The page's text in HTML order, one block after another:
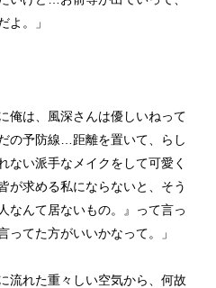
よ。」
俺は、風深さんは優しいねって
の予防線…距離を置いて、らし
ない派手なメイクをして可愛く
が求める私にならないと、そう
なんて居ないもの。』って言っ
ってた方がいいかなって。」
流れた重々しい空気から、何故